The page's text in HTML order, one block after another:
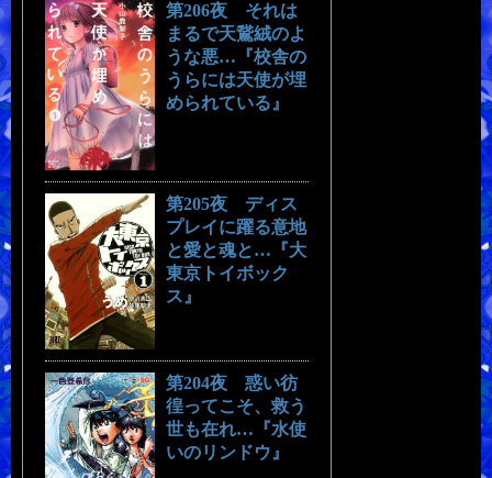
第206夜 それは
まるで天鵞絨のよ
うな悪…『校舎の
うらには天使が埋
められている』
第205夜 ディス
プレイに躍る意地
と愛と魂と…『大
東京トイボック
ス』
第204夜 惑い彷
徨ってこそ、救う
世も在れ…『水使
いのリンドウ』